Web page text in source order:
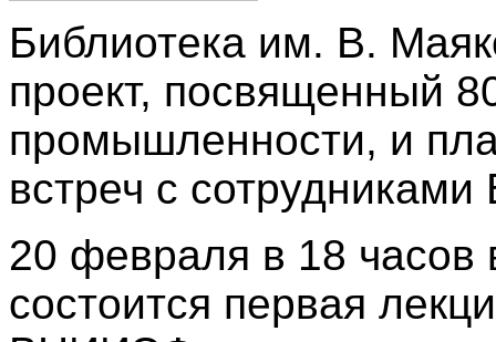
Библиотека им. В.
проект, посвященный
промышленности, и
встреч с
20 февраля в 18 часов
состоится первая